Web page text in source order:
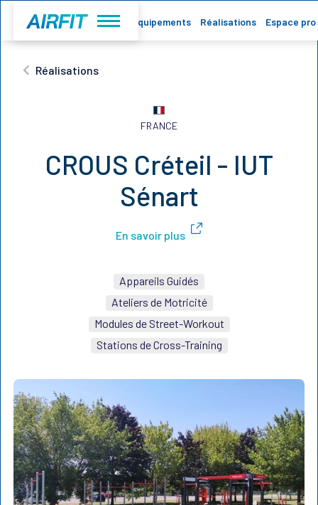
Accueil Equipements Réalisations Espace pro
Réalisations
FRANCE
CROUS Créteil - IUT
Sénart
En savoir plus
Appareils Guidés
Ateliers de Motricité
Modules de Street-Workout
Stations de Cross-Training